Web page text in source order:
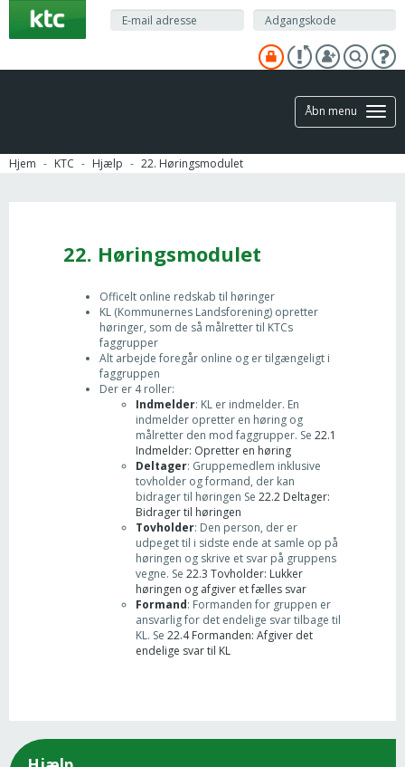
hovedindhold
Åbn menu
Hjem KTC Hjælp 22. Høringsmodulet
22. Høringsmodulet
Officelt online redskab til høringer
KL (Kommunernes Landsforening) opretter
høringer, som de så målretter til KTCs
faggrupper
Alt arbejde foregår online og er tilgængeligt i
faggruppen
Der er 4 roller:
Indmelder: KL er indmelder. En
indmelder opretter en høring og
målretter den mod faggrupper. Se 22.1
Indmelder: Opretter en høring
Deltager: Gruppemedlem inklusive
tovholder og formand, der kan
bidrager til høringen Se 22.2 Deltager:
Bidrager til høringen
Tovholder: Den person, der er
udpeget til i sidste ende at samle op på
høringen og skrive et svar på gruppens
vegne. Se 22.3 Tovholder: Lukker
høringen og afgiver et fælles svar
Formand: Formanden for gruppen er
ansvarlig for det endelige svar tilbage til
KL. Se 22.4 Formanden: Afgiver det
endelige svar til KL